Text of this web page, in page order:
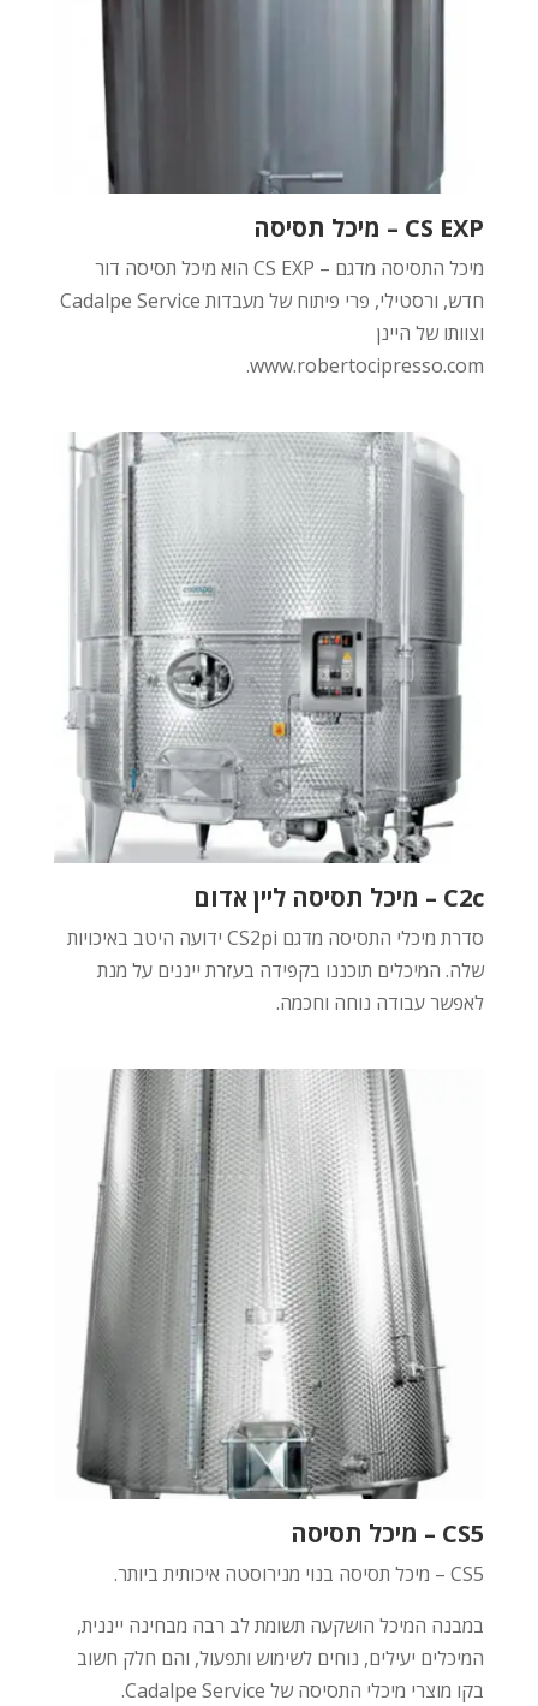
CS EXP – מיכל תסיסה
מיכל התסיסה מדגם – CS EXP הוא מיכל תסיסה דור
חדש, ורסטילי, פרי פיתוח של מעבדות Cadalpe Service
וצוותו של היינן
www.robertocipresso.com
.
C2c – מיכל תסיסה ליין אדום
סדרת מיכלי התסיסה מדגם CS2pi ידועה היטב באיכויות
שלה. המיכלים תוכננו בקפידה בעזרת ייננים על מנת
לאפשר עבודה נוחה וחכמה.
CS5 – מיכל תסיסה
CS5 – מיכל תסיסה בנוי מנירוסטה איכותית ביותר.
במבנה המיכל הושקעה תשומת לב רבה מבחינה ייננית,
המיכלים יעילים, נוחים לשימוש ותפעול, והם חלק חשוב
בקו מוצרי מיכלי התסיסה של Cadalpe Service.